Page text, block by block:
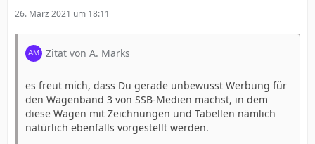
26. März 2021 um 18:11
Zitat von A. Marks
es freut mich, dass Du gerade unbewusst Werbung für
den Wagenband 3 von SSB-Medien machst, in dem
diese Wagen mit Zeichnungen und Tabellen nämlich
natürlich ebenfalls vorgestellt werden.